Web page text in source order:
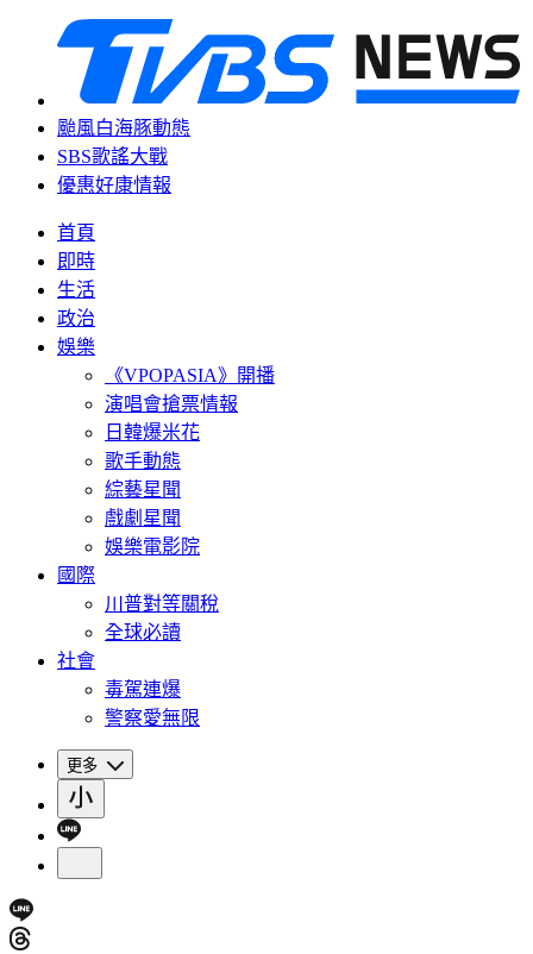
颱風白海豚動態
SBS歌謠大戰
優惠好康情報
首頁
即時
生活
政治
娛樂
《VPOPASIA》開播
演唱會搶票情報
日韓爆米花
歌手動態
綜藝星聞
戲劇星聞
娛樂電影院
國際
川普對等關稅
全球必讀
社會
毒駕連爆
警察愛無限
更多